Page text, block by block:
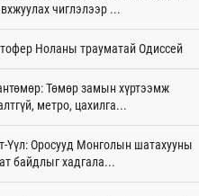
хорооллын арын замыг өнөөдөр
цагаас хаана
цаг 12 мин
дизель түлшний онцгой албан
тэглэлээ
15 цаг 58 мин
гүнж Евгени гурав дахь хүүхдээ
авлаа
15 цаг 50 мин
чиглэлээр ...
Ноланы трауматай Одиссей
Төмөр замын хүртээмж
метро, цахилга...
Үүл: Оросууд Монголын шатахууны
байдлыг хадгала...